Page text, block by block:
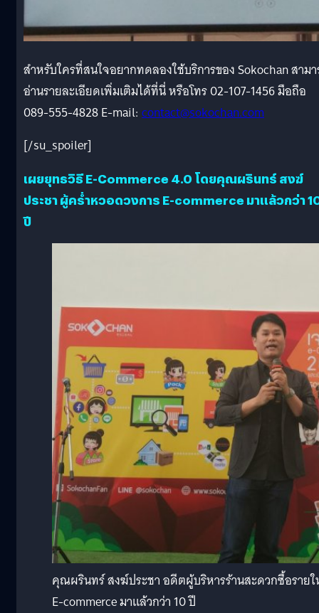
สำหรับใครที่สนใจอยากทดลองใช้บริการของ Sokochan สาม
อ่านรายละเอียดเพิ่มเติมได้ที่นี่ หรือโทร 02-107-1456 มือถือ
089-555-4828 E-mail: contact@sokochan.com
[/su_spoiler]
เผยยุทธวิธี E-Commerce 4.0 โดยคุณผรินทร์ สงฆ์
ประชา ผู้คร่ำหวอดวงการ E-commerce มาแล้วกว่า
ปี
คุณผรินทร์ สงฆ์ประชา อดีตผู้บริหารร้านสะดวกซื้อราย
E-commerce มาแล้วกว่า 10 ปี